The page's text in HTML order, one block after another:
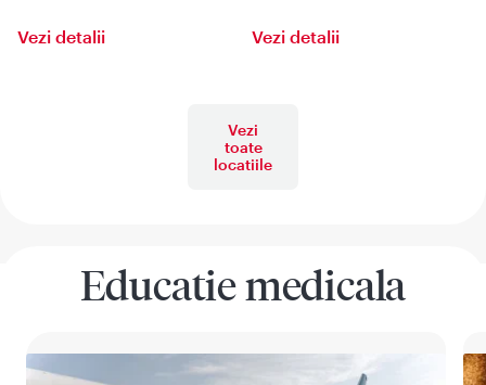
Vezi detalii Vezi detalii
Vezi
toate
locatiile
Educatie medicala